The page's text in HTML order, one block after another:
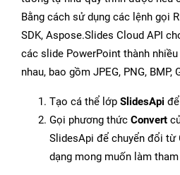
Bằng cách sử dụng các lệnh gọi
SDK, Aspose.Slides Cloud API
các slide PowerPoint thành
nhau, bao gồm JPEG, PNG, BMP,
Tạo cá thể lớp SlidesApi
Gọi phương thức Convert
SlidesApi để chuyển đổi từ
dạng mong muốn làm